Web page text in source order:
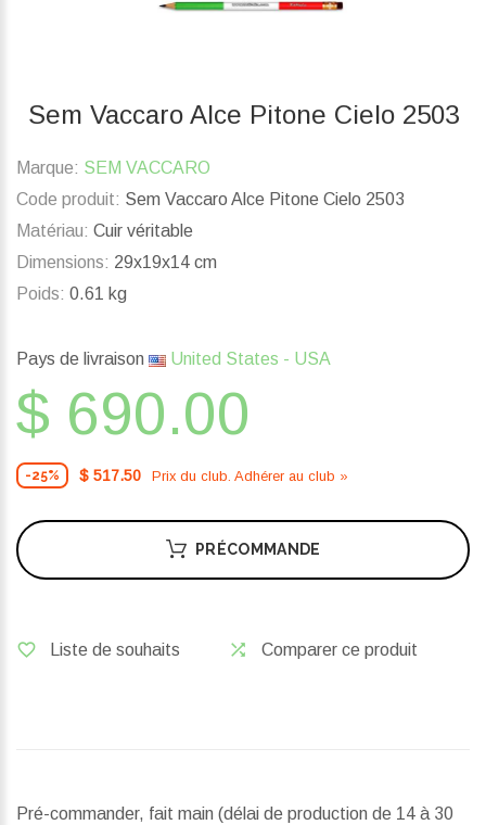
Sem Vaccaro Alce Pitone Cielo 2503
Marque: SEM VACCARO
Code produit: Sem Vaccaro Alce Pitone Cielo 2503
Matériau: Cuir véritable
Dimensions: 29x19x14 cm
Poids: 0.61 kg
Pays de livraison United States - USA
$ 690.00
-25% $ 517.50 Prix ​​du club. Adhérer au club »
PRÉCOMMANDE
Liste de souhaits Comparer ce produit
Pré-commander, fait main (délai de production de 14 à 30